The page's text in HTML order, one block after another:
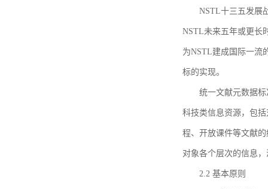
NSTL十三五发展
NSTL未来五年或更长
为NSTL建成国际一流
标的实现。
统一文献元数据
科技类信息资源，包
程、开放课件等文献
对象各个层次的信息
2.2 基本原则